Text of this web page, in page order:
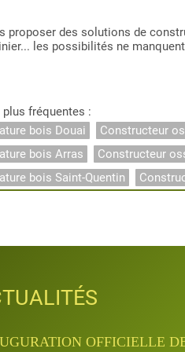
proposer des solutions de
les possibilités ne
fréquentes :
bois Douai
Constructeur
bois Arras
Constructeur
bois Saint-Quentin
QUANTA
OFFICIELLE
PORTES OUVERTES
&
&